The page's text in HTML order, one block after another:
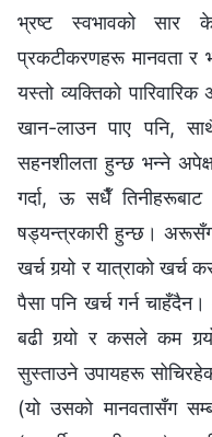
भ्रष्ट स्वभावको
प्रकटीकरणहरू मानवता र
यस्तो व्यक्तिको
खान-लाउन पाए पनि,
सहनशीलता हुन्छ भन्‍ने
गर्दा, ऊ सधैँ
षड्यन्त्रकारी हुन्छ।
खर्च गर्‍यो र यात्राको खर्च
पैसा पनि खर्च गर्न
बढी गर्‍यो र कसले कम
सुस्ताउने उपायहरू
(यो उसको मानवतासँग